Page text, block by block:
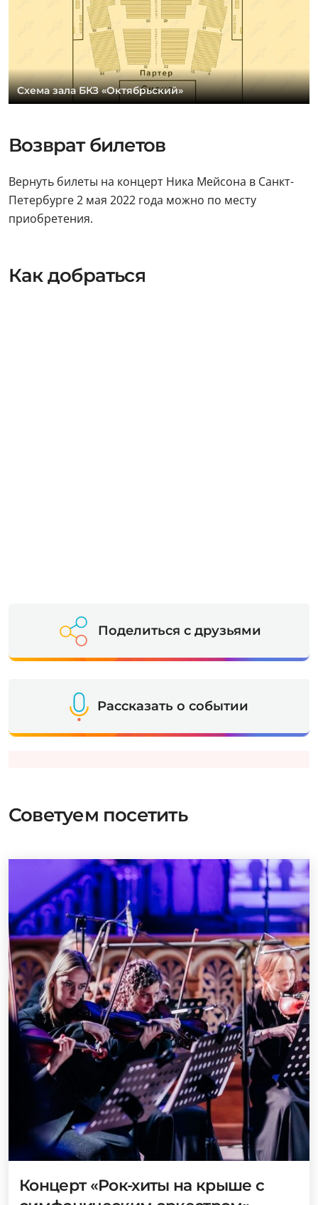
Схема зала БКЗ «Октябрьский»
Возврат билетов
Вернуть билеты на концерт Ника Мейсона в Санкт-
Петербурге 2 мая 2022 года можно по месту
приобретения.
Как добраться
Поделиться с друзьями
Рассказать о событии
Советуем посетить
Концерт «Рок-хиты на крыше с